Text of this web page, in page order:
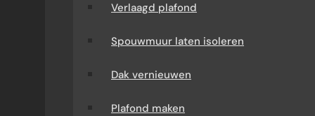
Verlaagd plafond
Spouwmuur laten isoleren
Dak vernieuwen
Plafond maken
traject: van advies en offerte tot uitvoering.
Tijdens het gehele project heeft u één vast
duidelijke afspraken en een vakkundige